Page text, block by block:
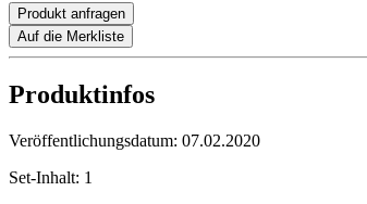
Produkt anfragen
Auf die Merkliste
Produktinfos
Veröffentlichungsdatum: 07.02.2020
Set-Inhalt: 1